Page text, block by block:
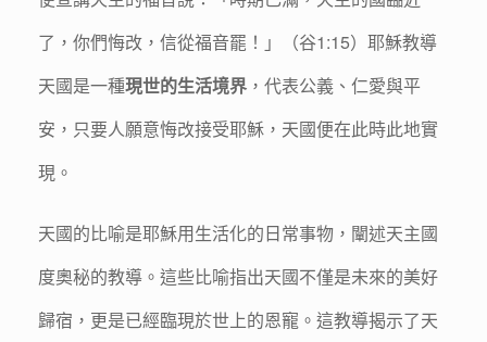
了，你們悔改，信從福音罷！」（谷1:15）耶穌教導
天國是一種現世的生活境界 ，代表公義、仁愛與平
安，只要人願意悔改接受耶穌，天國便在此時此地實
現。
天國的比喻是耶穌用生活化的日常事物，闡述天主國
度奧秘的教導。這些比喻指出天國不僅是未來的美好
歸宿，更是已經臨現於世上的恩寵。這教導揭示了天